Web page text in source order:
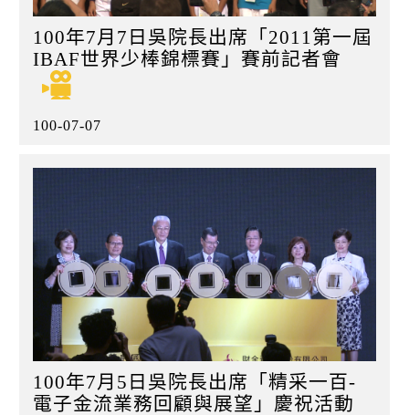
100年7月7日吳院長出席「2011第一屆
IBAF世界少棒錦標賽」賽前記者會
100-07-07
100年7月5日吳院長出席「精采一百-
電子金流業務回顧與展望」慶祝活動